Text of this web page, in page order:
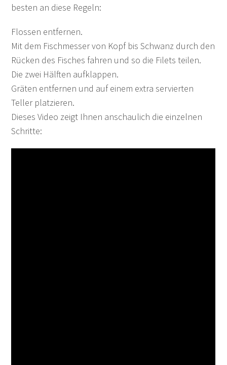
besten an diese Regeln:
Flossen entfernen.
Mit dem Fischmesser von Kopf bis Schwanz durch den
Rücken des Fisches fahren und so die Filets teilen.
Die zwei Hälften aufklappen.
Gräten entfernen und auf einem extra servierten
Teller platzieren.
Dieses Video zeigt Ihnen anschaulich die einzelnen
Schritte: